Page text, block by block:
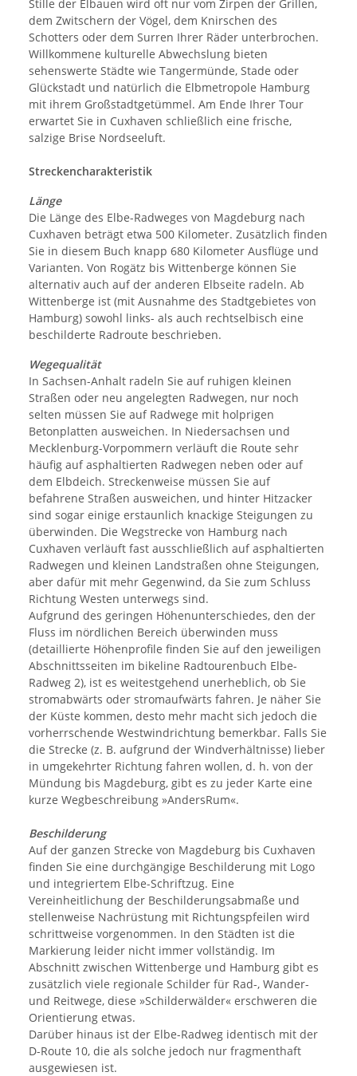
Stille der Elbauen wird oft nur vom Zirpen der Grillen,
dem Zwitschern der Vögel, dem Knirschen des
Schotters oder dem Surren Ihrer Räder unterbrochen.
Willkommene kulturelle Abwechslung bieten
sehenswerte Städte wie Tangermünde, Stade oder
Glückstadt und natürlich die Elbmetropole Hamburg
mit ihrem Großstadtgetümmel. Am Ende Ihrer Tour
erwartet Sie in Cuxhaven schließlich eine frische,
salzige Brise Nordseeluft.
Streckencharakteristik
Länge
Die Länge des Elbe-Radweges von Magdeburg nach
Cuxhaven beträgt etwa 500 Kilometer. Zusätzlich finden
Sie in diesem Buch knapp 680 Kilometer Ausflüge und
Varianten. Von Rogätz bis Wittenberge können Sie
alternativ auch auf der anderen Elbseite radeln. Ab
Wittenberge ist (mit Ausnahme des Stadtgebietes von
Hamburg) sowohl links- als auch rechts­elbisch eine
beschilderte Radroute beschrieben.
Wegequalität
In Sachsen-Anhalt radeln Sie auf ruhigen kleinen
Straßen oder neu angelegten Radwegen, nur noch
selten müssen Sie auf Radwege mit holprigen
Betonplatten ausweichen. In Niedersachsen und
Mecklenburg-Vorpommern verläuft die Route sehr
häufig auf asphaltierten Radwegen neben oder auf
dem Elbdeich. Streckenweise müssen Sie auf
befahrene Straßen ausweichen, und hinter Hitzacker
sind sogar einige erstaunlich knackige Steigungen zu
überwinden. Die Wegstrecke von Hamburg nach
Cuxhaven verläuft fast ausschließlich auf asphaltierten
Radwegen und kleinen Landstraßen ohne Steigungen,
aber dafür mit mehr Gegenwind, da Sie zum Schluss
Richtung Westen unterwegs sind.
Aufgrund des geringen Höhenunterschiedes, den der
Fluss im nördlichen Bereich überwinden muss
(detaillierte Höhenprofile finden Sie auf den jeweiligen
Abschnittsseiten im bikeline Radtourenbuch Elbe-
Radweg 2), ist es weitestgehend unerheblich, ob Sie
stromabwärts oder stromaufwärts fahren. Je näher Sie
der Küste kommen, desto mehr macht sich jedoch die
vorherrschende Westwindrichtung bemerkbar. Falls Sie
die Strecke (z. B. aufgrund der Windverhältnisse) lieber
in umgekehrter Richtung fahren wollen, d. h. von der
Mündung bis Magdeburg, gibt es zu jeder Karte eine
kurze Wegbeschreibung »AndersRum«.
Beschilderung
Auf der ganzen Strecke von Magdeburg bis Cuxhaven
finden Sie eine durchgängige Beschilderung mit Logo
und integriertem Elbe-Schriftzug. Eine
Vereinheitlichung der Beschilderungsabmaße und
stellenweise Nachrüstung mit Richtungspfeilen wird
schrittweise vorgenommen. In den Städten ist die
Markierung leider nicht immer vollständig. Im
Abschnitt zwischen Wittenberge und Hamburg gibt es
zusätzlich viele regionale Schilder für Rad-, Wander-
und Reitwege, diese »Schilderwälder« erschweren die
Orientierung etwas.
Darüber hinaus ist der Elbe-Radweg identisch mit der
D-Route 10, die als solche jedoch nur fragmenthaft
ausgewiesen ist.